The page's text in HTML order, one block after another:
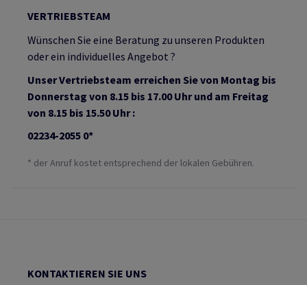
VERTRIEBSTEAM
Wünschen Sie eine Beratung zu unseren Produkten
oder ein individuelles Angebot ?
Unser Vertriebsteam erreichen Sie von Montag bis
Donnerstag von 8.15 bis 17.00 Uhr und am Freitag
von 8.15 bis 15.50 Uhr :
02234-2055 0*
* der Anruf kostet entsprechend der lokalen Gebühren.
KONTAKTIEREN SIE UNS